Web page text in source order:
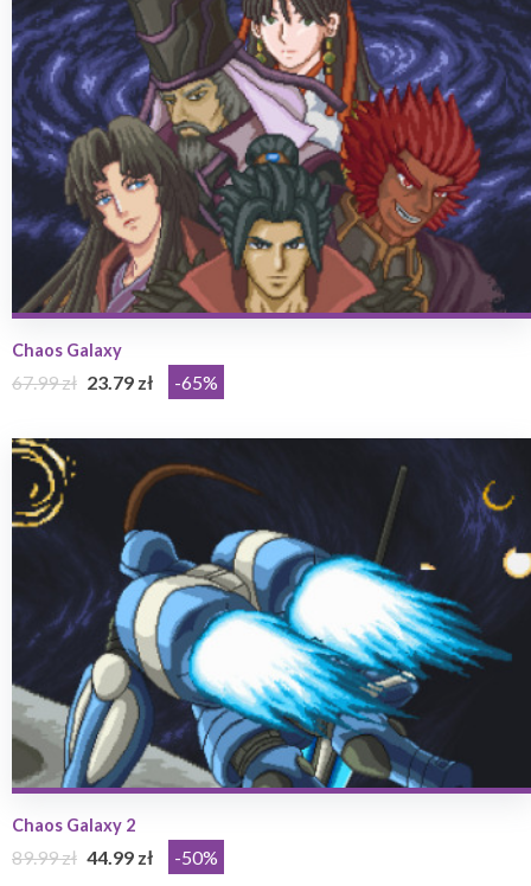
Chaos Galaxy
67.99 zł 23.79 zł -65%
Chaos Galaxy 2
89.99 zł 44.99 zł -50%